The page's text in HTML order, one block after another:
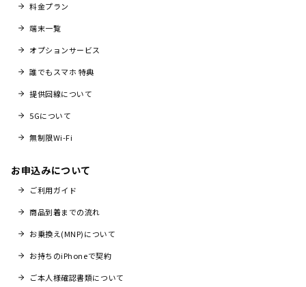
料金プラン
端末一覧
オプションサービス
誰でもスマホ 特典
提供回線について
5Gについて
無制限Wi-Fi
お申込みについて
ご利用ガイド
商品到着までの流れ
お乗換え(MNP)について
お持ちのiPhoneで契約
ご本人様確認書類について